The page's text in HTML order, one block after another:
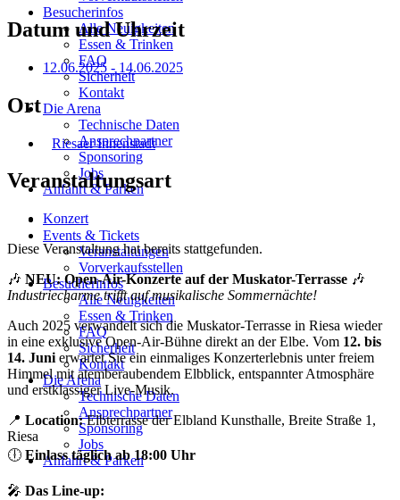
Besucherinfos
Alle Neuigkeiten
Essen & Trinken
FAQ
Sicherheit
Kontakt
Die Arena
Technische Daten
Ansprechpartner
Sponsoring
Jobs
Anfahrt & Parken
Events & Tickets
Veranstaltungen
Vorverkaufsstellen
Besucherinfos
Alle Neuigkeiten
Essen & Trinken
FAQ
Sicherheit
Kontakt
Die Arena
Technische Daten
Ansprechpartner
Sponsoring
Jobs
Anfahrt & Parken
Datum und Uhrzeit
12.06.2025 - 14.06.2025
Ort
Riesaer Innenstadt
Veranstaltungsart
Konzert
Diese Veranstaltung hat bereits stattgefunden.
🎶 NEU: Open-Air-Konzerte auf der Muskator-Terrasse 🎶
Industriecharme trifft auf musikalische Sommernächte!
Auch 2025 verwandelt sich die Muskator-Terrasse in Riesa wieder
in eine exklusive Open-Air-Bühne direkt an der Elbe. Vom 12. bis
14. Juni erwartet Sie ein einmaliges Konzerterlebnis unter freiem
Himmel mit atemberaubendem Elbblick, entspannter Atmosphäre
und erstklassiger Live-Musik.
📍 Location:Elbterrasse der Elbland Kunsthalle, Breite Straße 1,
Riesa
🕕 Einlass täglich ab 18:00 Uhr
🎤 Das Line-up: